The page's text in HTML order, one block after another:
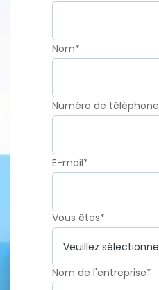
Nom*
Numéro de téléphone
E-mail*
Vous êtes*
Nom de l'entreprise*